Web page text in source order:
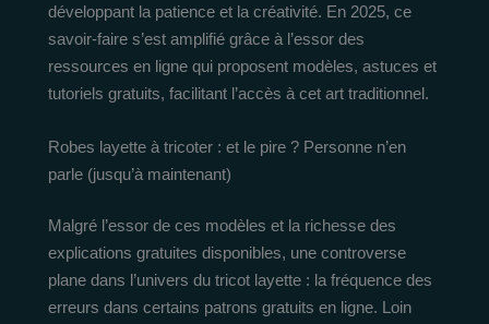
développant la patience et la créativité. En 2025, ce
savoir-faire s’est amplifié grâce à l’essor des
ressources en ligne qui proposent modèles, astuces et
tutoriels gratuits, facilitant l’accès à cet art traditionnel.
Robes layette à tricoter : et le pire ? Personne n’en
parle (jusqu’à maintenant)
Malgré l’essor de ces modèles et la richesse des
explications gratuites disponibles, une controverse
plane dans l’univers du tricot layette : la fréquence des
erreurs dans certains patrons gratuits en ligne. Loin